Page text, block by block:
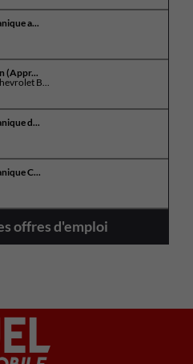
a...
(Appr...
B...
d...
C...
offres d'emploi